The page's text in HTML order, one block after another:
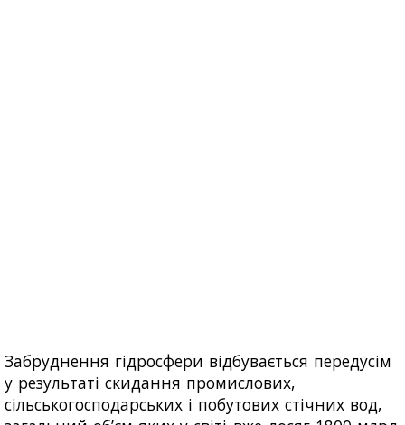
Забруднення гідросфери відбувається передусім
у результаті скидання промислових,
сільськогосподарських і побутових стічних вод,